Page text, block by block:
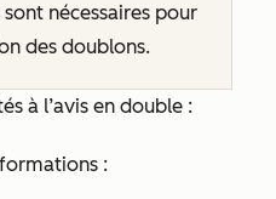
sont nécessaires pour
des doublons.
à l’avis en double :
: